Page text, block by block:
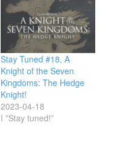
Stay Tuned #18, A
Knight of the Seven
Kingdoms: The Hedge
Knight!
2023-04-18
I ”Stay tuned!”